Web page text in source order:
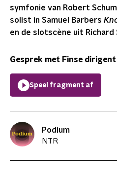
symfonie van Robert
solist in Samuel Barbers
en de slotscène uit Richard
Gesprek met Finse
Speel fragment af
Podium
NTR